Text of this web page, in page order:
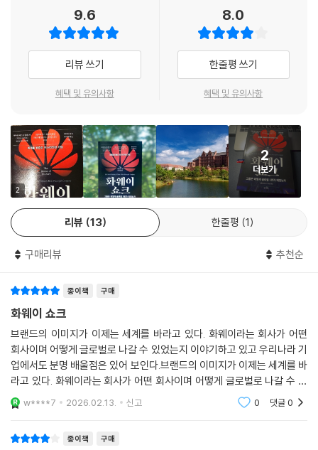
만, 다른 사람들과의 차별점이 무엇인지 또 어떻게 화웨이의 최고 직위에
오르게 됐는지는 여전히 미스터리다. 화웨이 이사회 의장으로서 쑨은 회사
의 전략적 방향을 주도했고, 런을 CEO로 선임하고 평가하고 보상하는 것
은 물론, 다른 고위 매니저들을 임명하고 그들의 보수를 승인했다. 적어도
서류상으로는 쑨이 모든 권한을 쥐고 있었다. 실제로 그녀와 런이 정확히
어떤 방식으로 권한을 공유했는지는 확실하지 않다. 일각에서는 중국 보안
를 증명하거나 반증하기는 어려웠다. “화웨이의 회장으로서 쑨야팡은 정
부 특정 부처를 대변했다는 게 내 느낌입니다.” 중국 초창기 테크 기업 쓰
퉁그룹의 창업자 완룬난은 그렇게 말했다.
---「10장 화웨이 기본법」중에서
이라크의 경험으로 화웨이 경영진은 한 가지 사실을 터득했다. 미국의 제
재를 받는 국가라도 사업을 신중하게만 진행하면 성공할 수 있다는 것이
다. 화웨이는 2001년 미 국방부의 지시에 의해 이라크에 설치한 그들의 광
섬유 네트워크가 폭파되고 유엔의 제재를 위반했다는 혐의로 처벌을 받는
다. 실제로 화웨이는 남들이 기피하는 장소를 찾아갔기에 결국 보상을 받
을 수 있었다. 2003년에 제재가 해제되자 화웨이는 이라크의 새로운 모바
일 네트워크에서 빠르게 자신의 입지를 넓혀갔다.
---「13장 제국으로 가는 길」중에서
로저스는 화웨이의 공산당 위원회로 화살을 돌렸다. 민간기업에 당 위원회
가 있다는 사실은 서구인들 보기에 흥미롭기도 하지만 고개가 갸웃해지는
토론하는 것인지 아니면 실제로 중요한 사업적 결정에 개입하는지 등, 당
트럼프 대통령은 1기 때 화웨이를 ‘재앙’으로 규정하고 중국발 안보 위협을
제기한 바 있다. 이는 미·중 무역 전쟁과 외교 갈등, 기술 냉전을 고착화했
다. 미국의 전면적인 반도체 수출 제재로 화웨이는 위기를 면치 못했지만
이내 기술 자립에 도전해 성과를 냈고 반등에 성공했다. 자체 개발한 5G
스마트폰 ‘메이트 60’의 중국 내 판매가 호조를 보여 새로운 도약의 기반을
마련한 것이다. 다음 시리즈인 ‘메이트 70’까지 히트시킨 화웨이는 2024
다. 이는 2020년 이후 두 번째로 높은 실적이며 스마트폰 사업은 매출이 3
8%나 증가했다. 클라우드 부문 또한 8.5% 성장했으며, 연구개발 투자도
9.1% 증가한 1,797억 위안(36조 원)이었다.
화웨이는 글로벌 1위 점유율(31%)을 사수하고 있는 통신 장비 부문을 바
탕으로 신사업에 도전하고 연구개발에 매진했다. 이는 즉각적인 성과로 나
타났고 미국과 중국의 힘의 균형이 유지되는 요인 중 하나였다.
이 미국 법인 대표 찰스 딩의 미 하원 청문회와, 화웨이 런정페이 회장의 딸
이자 현 순환회장인 멍완저우의 캐나다 구금 사건이 대표적이다. 화웨이는
미국 하원 정보청문회의 집요한 추궁에도 백도어(정상적인 인증 절차를
거치지 않고 컴퓨터와 암호 시스템 등에 접근하는 것), 중국 공산당과의 관
계를 부인했다. 멍완저우는 미국의 개입으로 캐나다에서 재판을 받았는데
쇼핑과 외출을 자유로이 하며 구금 기간을 보내 세간의 주목을 받았다. 중
국은 이에 맞서 캐나다인 둘을 억류하고 고문함으로써 소위 ‘인질 외교’가
벌어졌다. 멍완저우의 구금으로 화웨이에 대한 애국 소비가 증가하고, 가
순환회장에 오르는 일화가 《화웨이 쇼크》에 상세히 기술되어 있다. 미국과
《화웨이 쇼크》에서 에바 더우는 화웨이가 어떻게 중국에서 가장 성공한 기
술 기업이 되었으며 어쩌다 지정학적 경쟁의 피뢰침으로 서게 되었는지 그
과정을 밝힌다. 인물의 특징을 잘 드러낸 인터뷰와 화웨이 역사에 대한 심
도 있는 연구를 바탕으로, 화웨이의 성장은 물론 복잡하고도 논란이 많은
분야와 중국과 미국의 기술 경쟁을 이해하려면 반드시 읽어야 할 책이다.
- 크리스 밀러 (《칩 워》 저자)
중국에서 가장 중요한 기업에 현미경을 들이댄 획기적인 작품. 중국 공산
당은 온라인 쇼핑이나 비디오 앱보다 통신 네트워크, 반도체, 감시 시스템
에 더 집착한다. 화웨이가 가장 깊숙이 숨겨온 미스터리를 밝히는 책을 이
제야 손에 넣게 되었다.
- 댄 왕 (예일대 로스쿨 폴차이차이나센터 연구원)
〈워싱턴 포스트〉 테크 전문 기자가 수십 년간의 문서를 분석하여 화웨이의
수수께끼 같은 설립자가 어떻게 빈곤에서 벗어나 현재 중국에서 가장 강력
- 〈이노코미스트〉 올해의 책 선정 이유
모호하고 복잡한 화웨이에 대한 정교한 보도는 현대 지정학의 모호한 본질
을 환히 비춘다.
9.6
리뷰 쓰기
혜택 및 유의사항
8.0
한줄평 쓰기
혜택 및 유의사항
2
2
더보기
리뷰 13 한줄평 1
구매리뷰 추천순
종이책 구매
화웨이 쇼크
브랜드의 이미지가 이제는 세계를 바라고 있다. 화웨이라는 회사가 어떤
회사이며 어떻게 글로벌로 나갈 수 있었는지 이야기하고 있고 우리나라 기
업에서도 분명 배울점은 있어 보인다.브랜드의 이미지가 이제는 세계를 바
라고 있다. 화웨이라는 회사가 어떤 회사이며 어떻게 글로벌로 나갈 수 있
었는지 이야기하고 있고 우리나라 기업에서도 분명 배울점은 있어 보인다.
w****7 2026.02.13. 신고 0 댓글0
종이책 구매